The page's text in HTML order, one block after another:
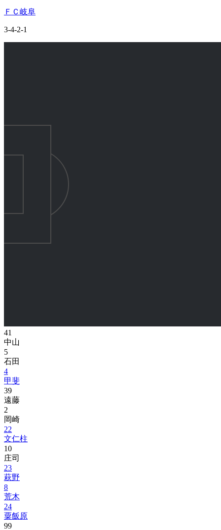
ＦＣ岐阜
3-4-2-1
41
中山
5
石田
4
甲斐
39
遠藤
2
岡崎
22
文仁柱
10
庄司
23
萩野
8
荒木
24
粟飯原
99